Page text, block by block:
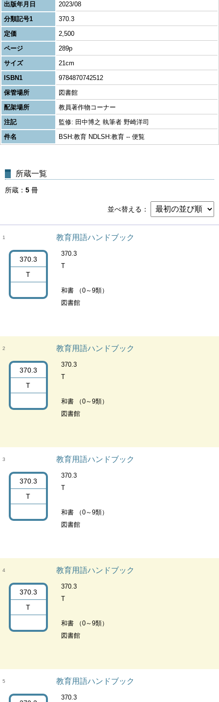
出版年月日
2023/08
分類記号1
370.3
定価
2,500
ページ
289p
サイズ
21cm
ISBN1
9784870742512
保管場所
図書館
配架場所
教員著作物コーナー
注記
監修: 田中博之 執筆者 野崎洋司
件名
BSH:教育 NDLSH:教育 -- 便覧
所蔵一覧
所蔵 5 冊
並べ替える
1
370.3
T
教育用語ハンドブック
370.3
T
和書 （0～9類）
図書館
2
370.3
T
教育用語ハンドブック
370.3
T
和書 （0～9類）
図書館
3
370.3
T
教育用語ハンドブック
370.3
T
和書 （0～9類）
図書館
4
370.3
T
教育用語ハンドブック
370.3
T
和書 （0～9類）
図書館
5 教育用語ハンドブック
370.3